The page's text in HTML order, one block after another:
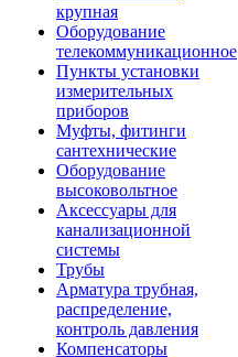
крупная
Оборудование
телекоммуникационное
Пункты установки
измерительных
приборов
Муфты, фитинги
сантехнические
Оборудование
высоковольтное
Аксессуары для
канализационной
системы
Трубы
Арматура трубная,
распределение,
контроль давления
Компенсаторы